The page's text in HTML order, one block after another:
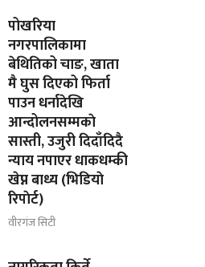
पोखरिया
नगरपालिकामा
बेथितिको चाङ, खाता
मै घुस दिएको फिर्ता
पाउन धर्नादेखि
आन्दोलनसम्मकाे
सास्ती, उजुरी दिदाँदिदै
न्याय नपाएर धाकधम्की
खेप्न बाध्य (भिडियाे
रिपाेर्ट)
वीरगंज सिटी